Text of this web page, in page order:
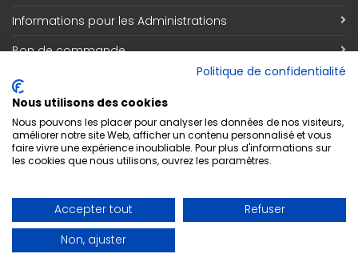
Informations pour les Administrations
Bon de commande
Information
Qui sommes nous
Découvrez notre magasin
Respect de la vie privée
Conditions générales de vente
Politique de confidentialité
Nous utilisons des cookies
Nous pouvons les placer pour analyser les données de nos visiteurs,
améliorer notre site Web, afficher un contenu personnalisé et vous
faire vivre une expérience inoubliable. Pour plus d'informations sur
les cookies que nous utilisons, ouvrez les paramètres.
Accepter tout
Refuser
Non, ajuster